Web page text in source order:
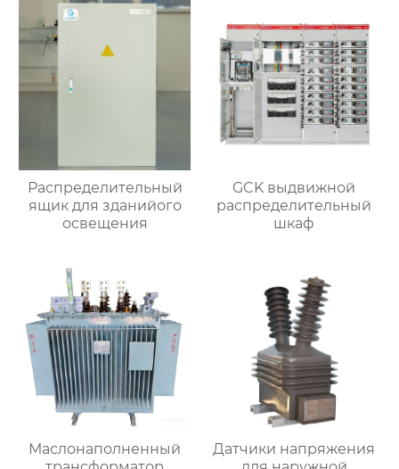
Распределительный
ящик для зданийого
освещения
GCK выдвижной
распределительный
шкаф
Маслонаполненный
Датчики напряжения